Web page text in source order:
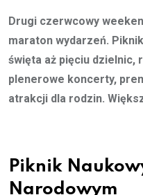
Drugi czerwcowy
maraton wydarzeń.
święta aż pięciu dzielnic,
plenerowe koncerty,
atrakcji dla rodzin.
Piknik
Narodowym